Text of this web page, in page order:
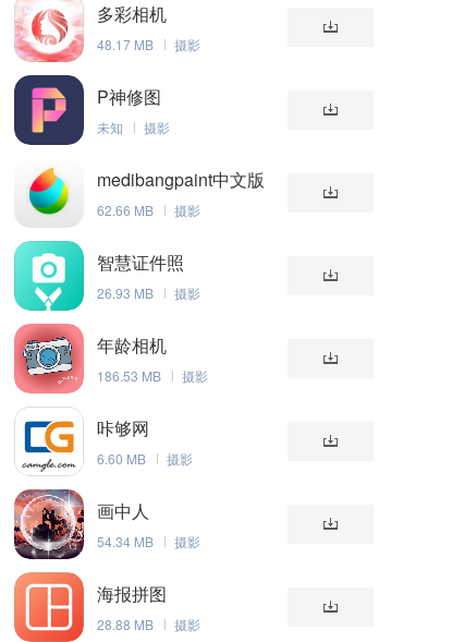
多彩相机
48.17 MB 摄影
P神修图
未知 摄影
medibangpaint中文版
62.66 MB 摄影
智慧证件照
26.93 MB 摄影
年龄相机
186.53 MB 摄影
咔够网
6.60 MB 摄影
画中人
54.34 MB 摄影
海报拼图
28.88 MB 摄影